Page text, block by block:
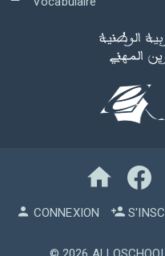
CONNEXION